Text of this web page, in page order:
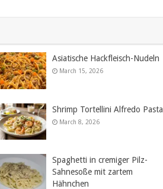
Asiatische Hackfleisch-Nudeln
March 15, 2026
Shrimp Tortellini Alfredo Pasta
March 8, 2026
Spaghetti in cremiger Pilz-
Sahnesoße mit zartem
Hähnchen